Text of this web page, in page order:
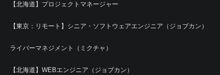
【北海道】プロジェクトマネージャー
【東京：リモート】シニア・ソフトウェアエンジニア（ジョブカン）
ライバーマネジメント（ミクチャ）
【北海道】WEBエンジニア（ジョブカン）